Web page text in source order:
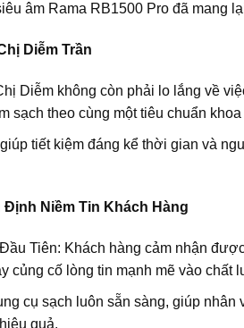
âm Rama RB1500 Pro đã mang
Diễm Trần
Diễm không còn phải lo lắng về
sạch theo cùng một tiêu chuẩn
tiết kiệm đáng kể thời gian và
Định Niềm Tin Khách Hàng
Tiên: Khách hàng cảm nhận
củng cố lòng tin mạnh mẽ vào chất
cụ sạch luôn sẵn sàng, giúp
quả.